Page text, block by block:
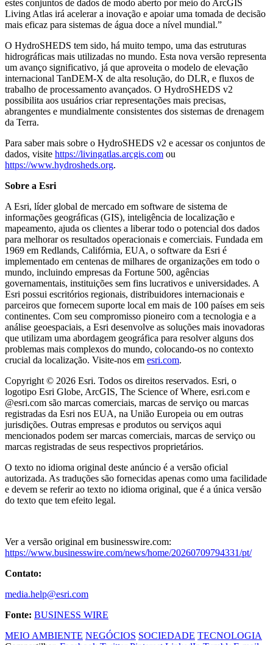
estes conjuntos de dados de modo aberto por meio do ArcGIS
Living Atlas irá acelerar a inovação e apoiar uma tomada de decisão
mais eficaz para sistemas de água doce a nível mundial.”
O HydroSHEDS tem sido, há muito tempo, uma das estruturas
hidrográficas mais utilizadas no mundo. Esta nova versão representa
um avanço significativo, já que aproveita o modelo de elevação
internacional TanDEM-X de alta resolução, do DLR, e fluxos de
trabalho de processamento avançados. O HydroSHEDS v2
possibilita aos usuários criar representações mais precisas,
abrangentes e mundialmente consistentes dos sistemas de drenagem
da Terra.
Para saber mais sobre o HydroSHEDS v2 e acessar os conjuntos de
dados, visite https://livingatlas.arcgis.com ou
https://www.hydrosheds.org.
Sobre a Esri
A Esri, líder global de mercado em software de sistema de
informações geográficas (GIS), inteligência de localização e
mapeamento, ajuda os clientes a liberar todo o potencial dos dados
para melhorar os resultados operacionais e comerciais. Fundada em
1969 em Redlands, Califórnia, EUA, o software da Esri é
implementado em centenas de milhares de organizações em todo o
mundo, incluindo empresas da Fortune 500, agências
governamentais, instituições sem fins lucrativos e universidades. A
Esri possui escritórios regionais, distribuidores internacionais e
parceiros que fornecem suporte local em mais de 100 países em seis
continentes. Com seu compromisso pioneiro com a tecnologia e a
análise geoespaciais, a Esri desenvolve as soluções mais inovadoras
que utilizam uma abordagem geográfica para resolver alguns dos
problemas mais complexos do mundo, colocando-os no contexto
crucial da localização. Visite-nos em esri.com.
Copyright © 2026 Esri. Todos os direitos reservados. Esri, o
logotipo Esri Globe, ArcGIS, The Science of Where, esri.com e
@esri.com são marcas comerciais, marcas de serviço ou marcas
registradas da Esri nos EUA, na União Europeia ou em outras
jurisdições. Outras empresas e produtos ou serviços aqui
mencionados podem ser marcas comerciais, marcas de serviço ou
marcas registradas de seus respectivos proprietários.
O texto no idioma original deste anúncio é a versão oficial
autorizada. As traduções são fornecidas apenas como uma facilidade
e devem se referir ao texto no idioma original, que é a única versão
do texto que tem efeito legal.
Ver a versão original em businesswire.com:
https://www.businesswire.com/news/home/20260709794331/pt/
Contato:
media.help@esri.com
Fonte: BUSINESS WIRE
MEIO AMBIENTE NEGÓCIOS SOCIEDADE TECNOLOGIA